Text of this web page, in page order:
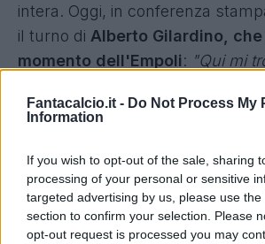
Fantacalcio.it - Do Not Process My
Information
If you wish to opt-out of the sale, sharing
processing of your personal or sensitive
targeted advertising by us, please use
section to confirm your selection. Please
opt-out request is processed you may
intera. Oggi, in conferenza
il turno di Alberto Gilardino,
momento dell'Empoli: "Qui mi
lavora alla grande. I giovani
noi possiamo dare ancora
personale:"In realtà ho avuto
ma lìè stato molto bravo il
fisicamente sto bene, ma devo
molto. Ho sempre voglia di